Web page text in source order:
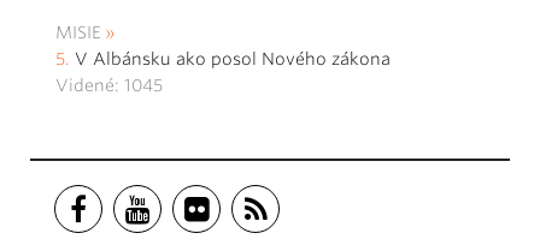
MISIE
V Albánsku ako posol Nového zákona
Videné: 1045